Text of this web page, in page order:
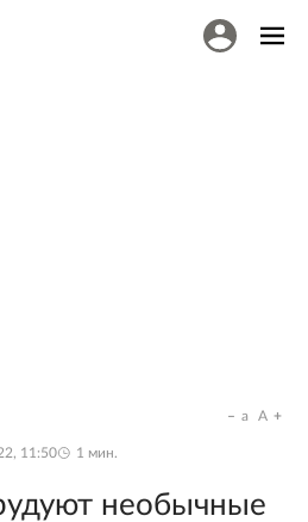
11:50 1 мин.
a A
необычные